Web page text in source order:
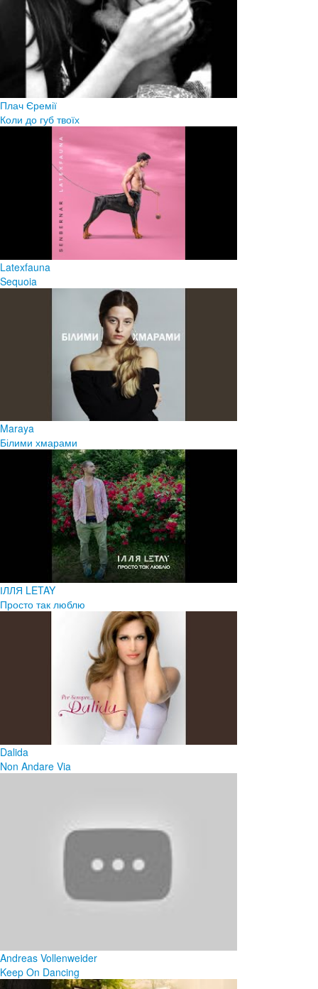
Плач Єремії
Коли до губ твоїх
Latexfauna
Sequoia
Maraya
Білими хмарами
ІЛЛЯ LETAY
Просто так люблю
Dalida
Non Andare Via
Andreas Vollenweider
Keep On Dancing